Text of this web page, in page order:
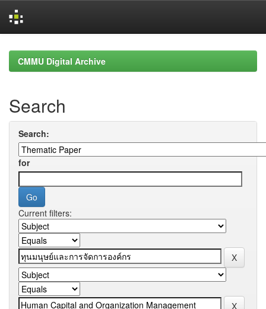
navigationCMMU Digital Archive
Search
Search:
for
Current filters: